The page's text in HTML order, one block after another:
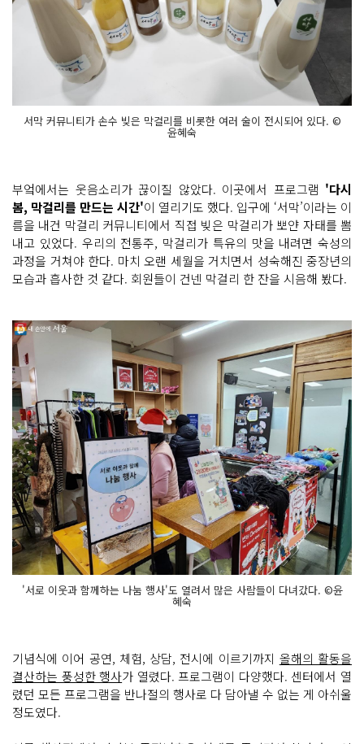
서막 커뮤니티가 손수 빚은 막걸리를 비롯한 여러 술이 전시되어 있다. ©
윤혜숙
부엌에서는 웃음소리가 끊이질 않았다. 이곳에서 프로그램 '다시
봄, 막걸리를 만드는 시간'이 열리기도 했다. 입구에 ‘서막’이라는 이
름을 내건 막걸리 커뮤니티에서 직접 빚은 막걸리가 뽀얀 자태를 뽐
내고 있었다. 우리의 전통주, 막걸리가 특유의 맛을 내려면 숙성의
과정을 거쳐야 한다. 마치 오랜 세월을 거치면서 성숙해진 중장년의
모습과 흡사한 것 같다. 회원들이 건넨 막걸리 한 잔을 시음해 봤다.
'서로 이웃과 함께하는 나눔 행사'도 열려서 많은 사람들이 다녀갔다. ©윤
혜숙
기념식에 이어 공연, 체험, 상담, 전시에 이르기까지 올해의 활동을
결산하는 풍성한 행사가 열렸다. 프로그램이 다양했다. 센터에서 열
렸던 모든 프로그램을 반나절의 행사로 다 담아낼 수 없는 게 아쉬울
정도였다.